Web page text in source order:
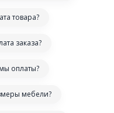
товара?
заказа?
оплаты?
мебели?